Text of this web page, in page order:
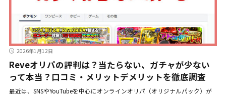
2026年1月12日
Reveオリパの評判は？当たらない、ガチャが少ない
って本当？口コミ・メリットデメリットを徹底調査
最近は、SNSやYouTubeを中心にオンラインオリパ（オリジナルパック）が